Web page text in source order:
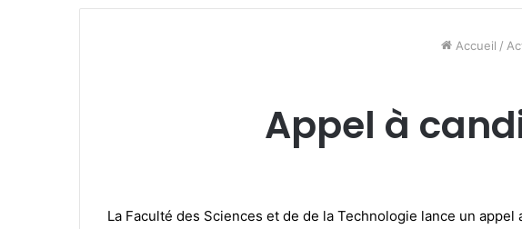
Accueil /
Appel à
La Faculté des Sciences et de de la Technologie lance un